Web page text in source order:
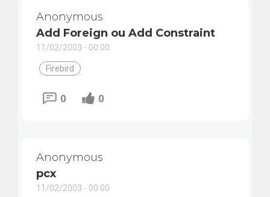
Anonymous
Add Foreign ou Add Constraint
11/02/2003 - 00:00
Firebird
0 0
Anonymous
pcx
11/02/2003 - 00:00